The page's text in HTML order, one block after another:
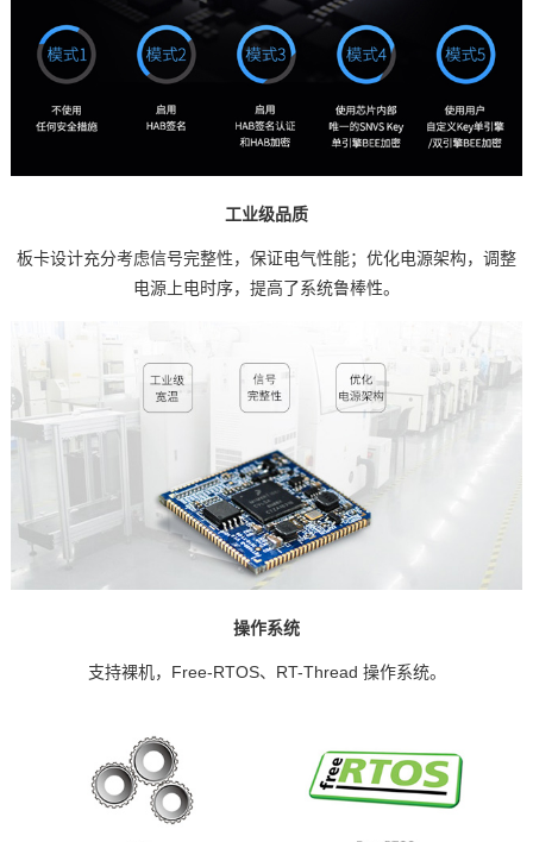
工业级品质
板卡设计充分考虑信号完整性，保证电气性能；优化电源架构，调整
电源上电时序，提高了系统鲁棒性。
操作系统
支持裸机，Free-RTOS、 RT-Thread 操作系统。